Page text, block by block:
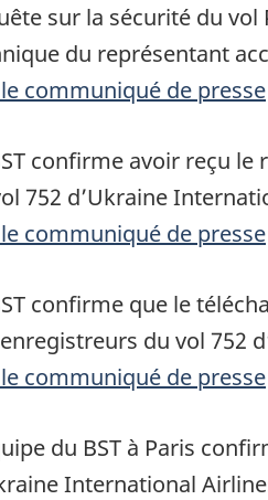
sur la sécurité du vol
du représentant
communiqué de presse
confirme avoir reçu
752 d’Ukraine
communiqué de presse
confirme que le
du vol 752
communiqué de presse
du BST à Paris
International